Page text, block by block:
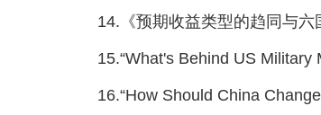
14.《预期收益类型的趋同与六
15.“What's Behind US Military
16.“How Should China